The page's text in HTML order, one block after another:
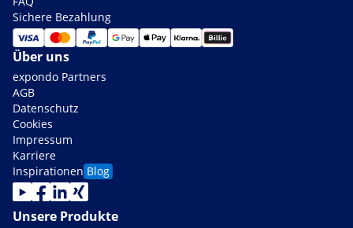
Sichere Bezahlung
Über uns
expondo Partners
AGB
Datenschutz
Cookies
Impressum
Karriere
Inspirationen Blog
Unsere Produkte